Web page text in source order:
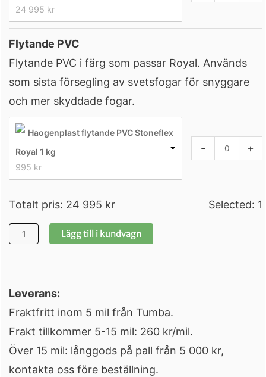
24 995 kr
Flytande PVC
Flytande PVC i färg som passar Royal. Används
som sista försegling av svetsfogar för snyggare
och mer skyddade fogar.
Haogenplast flytande PVC Stoneflex
Royal 1 kg
995 kr
- +
Totalt pris: 24 995 kr Selected: 1
Lägg till i kundvagn
Leverans:
Fraktfritt inom 5 mil från Tumba.
Frakt tillkommer 5-15 mil: 260 kr/mil.
Över 15 mil: långgods på pall från 5 000 kr,
kontakta oss före beställning.